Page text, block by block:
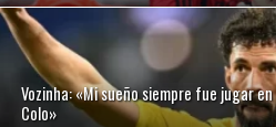
Vozinha: «Mi sueño siempre fue jugar
Colo»